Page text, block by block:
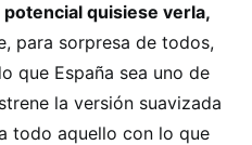
quisiese verla,
para sorpresa de todos,
que España sea uno de
la versión suavizada
todo aquello con lo que